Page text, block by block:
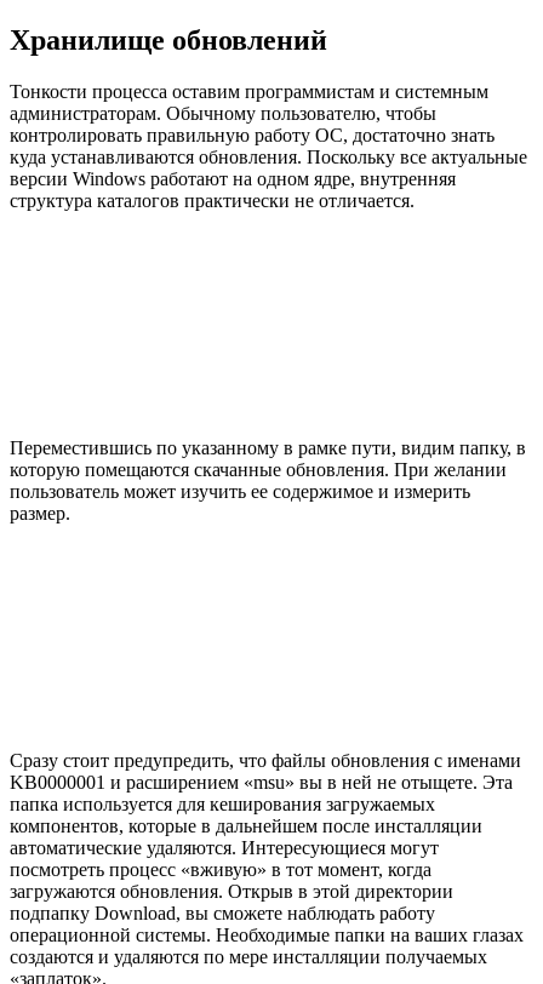
Хранилище обновлений
Тонкости процесса оставим программистам и системным
администраторам. Обычному пользователю, чтобы
контролировать правильную работу ОС, достаточно знать
куда устанавливаются обновления. Поскольку все актуальные
версии Windows работают на одном ядре, внутренняя
структура каталогов практически не отличается.
Переместившись по указанному в рамке пути, видим папку, в
которую помещаются скачанные обновления. При желании
пользователь может изучить ее содержимое и измерить
размер.
Сразу стоит предупредить, что файлы обновления с именами
KB0000001 и расширением «msu» вы в ней не отыщете. Эта
папка используется для кеширования загружаемых
компонентов, которые в дальнейшем после инсталляции
автоматические удаляются. Интересующиеся могут
посмотреть процесс «вживую» в тот момент, когда
загружаются обновления. Открыв в этой директории
подпапку Download, вы сможете наблюдать работу
операционной системы. Необходимые папки на ваших глазах
создаются и удаляются по мере инсталляции получаемых
«заплаток».